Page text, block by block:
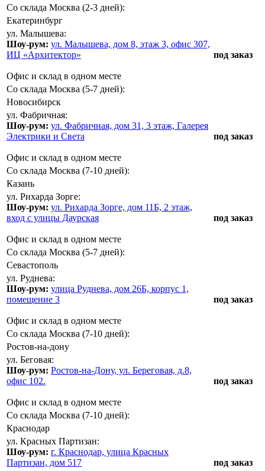
Со склада Москва (2-3 дней):
Екатеринбург
ул. Малышева:
Шоу-рум: ул. Малышева, дом 8, этаж 3, офис 307,
ИЦ «Архитектор»
Офис и склад в одном месте
под заказ
Со склада Москва (5-7 дней):
Новосибирск
ул. Фабричная:
Шоу-рум: ул. Фабричная, дом 31, 3 этаж, Галерея
Электрики и Света
Офис и склад в одном месте
под заказ
Со склада Москва (7-10 дней):
Казань
ул. Рихарда Зорге:
Шоу-рум: ул. Рихарда Зорге, дом 11Б, 2 этаж,
вход с улицы Даурская
Офис и склад в одном месте
под заказ
Со склада Москва (5-7 дней):
Севастополь
ул. Руднева:
Шоу-рум: улица Руднева, дом 26Б, корпус 1,
помещение 3
Офис и склад в одном месте
под заказ
Со склада Москва (7-10 дней):
Ростов-на-дону
ул. Беговая:
Шоу-рум: Ростов-на-Дону, ул. Береговая, д.8,
офис 102.
Офис и склад в одном месте
под заказ
Со склада Москва (7-10 дней):
Краснодар
ул. Красных Партизан:
Шоу-рум: г. Краснодар, улица Красных
Партизан, дом 517
под заказ